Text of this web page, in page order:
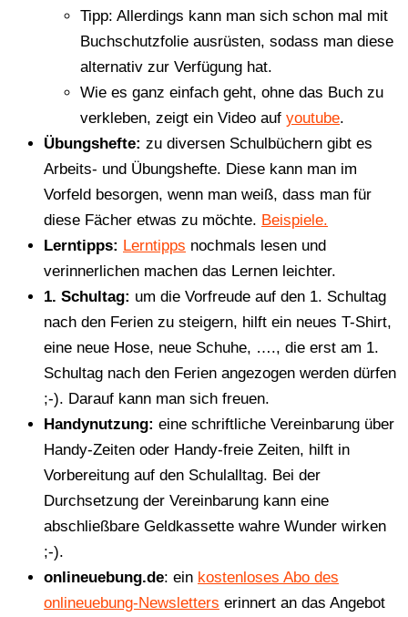
Tipp: Allerdings kann man sich schon mal mit
Buchschutzfolie ausrüsten, sodass man diese
alternativ zur Verfügung hat.
Wie es ganz einfach geht, ohne das Buch zu
verkleben, zeigt ein Video auf youtube.
Übungshefte: zu diversen Schulbüchern gibt es
Arbeits- und Übungshefte. Diese kann man im
Vorfeld besorgen, wenn man weiß, dass man für
diese Fächer etwas zu möchte. Beispiele.
Lerntipps: Lerntipps nochmals lesen und
verinnerlichen machen das Lernen leichter.
1. Schultag: um die Vorfreude auf den 1. Schultag
nach den Ferien zu steigern, hilft ein neues T-Shirt,
eine neue Hose, neue Schuhe, …., die erst am 1.
Schultag nach den Ferien angezogen werden dürfen
;-). Darauf kann man sich freuen.
Handynutzung: eine schriftliche Vereinbarung über
Handy-Zeiten oder Handy-freie Zeiten, hilft in
Vorbereitung auf den Schulalltag. Bei der
Durchsetzung der Vereinbarung kann eine
abschließbare Geldkassette wahre Wunder wirken
;-).
onlineuebung.de: ein kostenloses Abo des
onlineuebung-Newsletters erinnert an das Angebot